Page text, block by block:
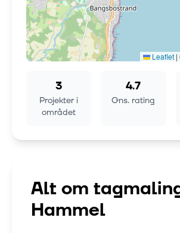
Leaflet |
3
Projekter i
området
4.7
Gns. rating
Alt om
Hammel